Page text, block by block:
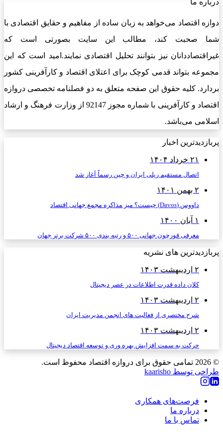
دوازه اقتصاد می‌خواهد به زبان ساده از مفاهیم و حقایق اقتصادی با
شما صحبت کند، مطالب این سایت بصورتی است که
غیراقتصاددانان نیز بتوانند تحلیل اقتصادی نمایند.امید است که این
مجموعه بتواند قدمی کوچک برای اعتلای اقتصاد و کارآفرینی کشور
بردارد. کلیه حقوق این صفحه متعلق به دو فصلنامه تخصصی دروازه
اقتصاد و کارآفرینی با شماره مجوز 92147 از وزارت فرهنگ و ارشاد
اسلامی می‌باشد.
پربازدیدترین اخبار
۲۱ خرداد ۱۴۰۴
اتصال مستقیم ریلی ایران و چین رسماً آغاز شد
۲ بهمن ۱۴۰۱
داووس (Davos) چیست؟ میز مذاکره مجمع جهانی اقتصاد
۱ آبان ۱۴۰۰
معرفی فورچون جهانی ۵۰۰ و رتبه بندی ۵۰۰ شرکت برتر جهان
پربازدیدترین های نشریه
۲ اردیبهشت ۱۴۰۳
کلان داده قدرت اطلاعات در عصر دیجیتال
۲ اردیبهشت ۱۴۰۳
شرح مختصری از فعالیت های انجمن مدیریت ایران
۲ اردیبهشت ۱۴۰۳
حرکت به سمت افزایش بهره وری و توسعه اقتصاد دیجیتال
© 2026
تمامی حقوق برای دروازه اقتصاد محفوظ است.
طراحی توسط kaarisho
فرصت‌های همکاری
درباره ما
تماس با ما